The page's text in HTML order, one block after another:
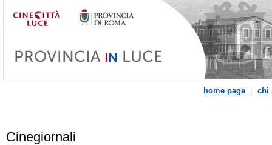
home page | chi
Cinegiornali